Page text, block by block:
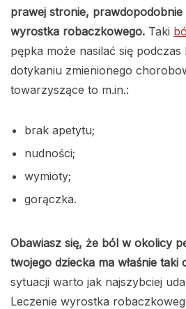
prawej stronie,
wyrostka robaczkowego. Taki
pępka może nasilać się
dotykaniu zmienionego
towarzyszące to m.in.:
brak apetytu;
nudności;
wymioty;
gorączka.
Obawiasz się, że ból w okolicy
twojego dziecka ma właśnie taki
sytuacji warto jak najszybciej
Leczenie wyrostka